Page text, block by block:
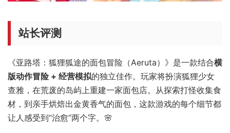
站长评测
《亚路塔：狐狸狐途的面包冒险（Aeruta）》是一款结合横
版动作冒险 + 经营模拟的独立佳作。玩家将扮演狐狸少女
查雅，在荒废的岛屿上重建一家面包店。从探索打怪收集食
材，到亲手烘焙出金黄香气的面包，这款游戏的每个细节都
让人感受到“治愈”两个字。🌸